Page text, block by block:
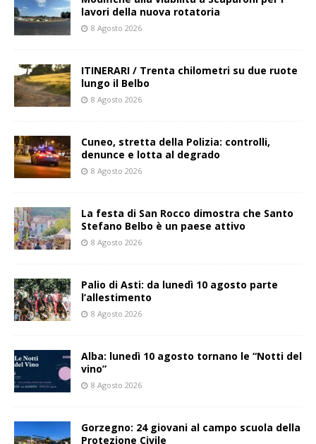
lavori della nuova rotatoria
8 Agosto 2026
ITINERARI / Trenta chilometri su due ruote
lungo il Belbo
8 Agosto 2026
Cuneo, stretta della Polizia: controlli,
denunce e lotta al degrado
8 Agosto 2026
La festa di San Rocco dimostra che Santo
Stefano Belbo è un paese attivo
8 Agosto 2026
Palio di Asti: da lunedì 10 agosto parte
l’allestimento
8 Agosto 2026
Alba: lunedì 10 agosto tornano le “Notti del
vino”
8 Agosto 2026
Gorzegno: 24 giovani al campo scuola della
Protezione Civile